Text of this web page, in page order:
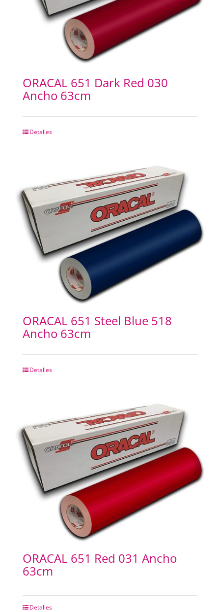
ORACAL 651 Dark Red 030
Ancho 63cm
Detalles
ORACAL 651 Steel Blue 518
Ancho 63cm
Detalles
ORACAL 651 Red 031 Ancho
63cm
Detalles